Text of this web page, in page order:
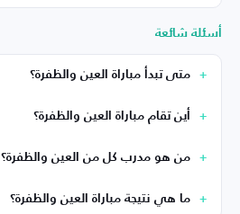
أسئلة شائعة
متى تبدأ مباراة العين والظفرة؟
أين تقام مباراة العين والظفرة؟
من هو مدرب كل من العين والظفرة؟
ما هي نتيجة مباراة العين والظفرة؟